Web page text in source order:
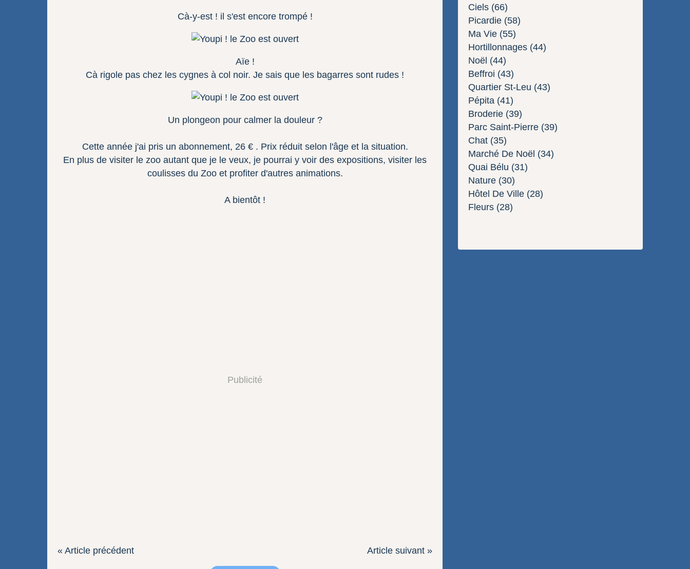
Cà-y-est ! il s'est encore trompé !
Aïe !
Cà rigole pas chez les cygnes à col noir. Je sais que les bagarres sont rudes !
Un plongeon pour calmer la douleur ?
Cette année j'ai pris un abonnement, 26 € . Prix réduit selon l'âge et la situation.
En plus de visiter le zoo autant que je le veux, je pourrai y voir des expositions, visiter les
coulisses du Zoo et profiter d'autres animations.
A bientôt !
Publicité
« Article précédent Article suivant »
Ciels (66)
Picardie (58)
Ma Vie (55)
Hortillonnages (44)
Noël (44)
Beffroi (43)
Quartier St-Leu (43)
Pépita (41)
Broderie (39)
Parc Saint-Pierre (39)
Chat (35)
Marché De Noël (34)
Quai Bélu (31)
Nature (30)
Hôtel De Ville (28)
Fleurs (28)